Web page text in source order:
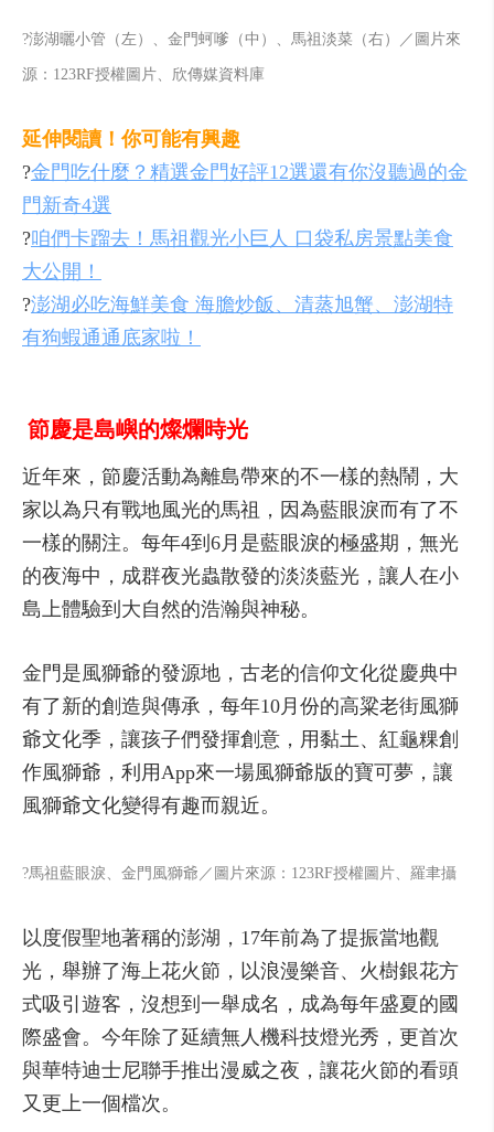
?澎湖曬小管（左）、金門蚵嗲（中）、馬祖淡菜（右）／圖片來
源：123RF授權圖片、欣傳媒資料庫
延伸閱讀！你可能有興趣
?金門吃什麼？精選金門好評12選還有你沒聽過的金
門新奇4選
?咱們卡蹓去！馬祖觀光小巨人 口袋私房景點美食
大公開！
?澎湖必吃海鮮美食 海膽炒飯、清蒸旭蟹、澎湖特
有狗蝦通通底家啦！
節慶是島嶼的燦爛時光
近年來，節慶活動為離島帶來的不一樣的熱鬧，大
家以為只有戰地風光的馬祖，因為藍眼淚而有了不
一樣的關注。每年4到6月是藍眼淚的極盛期，無光
的夜海中，成群夜光蟲散發的淡淡藍光，讓人在小
島上體驗到大自然的浩瀚與神秘。
金門是風獅爺的發源地，古老的信仰文化從慶典中
有了新的創造與傳承，每年10月份的高粱老街風獅
爺文化季，讓孩子們發揮創意，用黏土、紅龜粿創
作風獅爺，利用App來一場風獅爺版的寶可夢，讓
風獅爺文化變得有趣而親近。
?馬祖藍眼淚、金門風獅爺／圖片來源：123RF授權圖片、羅聿攝
以度假聖地著稱的澎湖，17年前為了提振當地觀
光，舉辦了海上花火節，以浪漫樂音、火樹銀花方
式吸引遊客，沒想到一舉成名，成為每年盛夏的國
際盛會。今年除了延續無人機科技燈光秀，更首次
與華特迪士尼聯手推出漫威之夜，讓花火節的看頭
又更上一個檔次。